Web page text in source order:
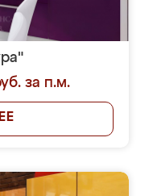
за п.м.